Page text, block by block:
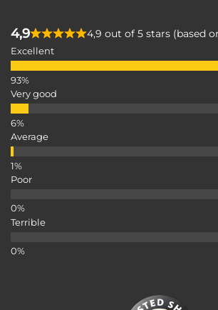
4,9 4,9 out of 5 stars (based
Excellent
Very good
Average
Poor
Terrible